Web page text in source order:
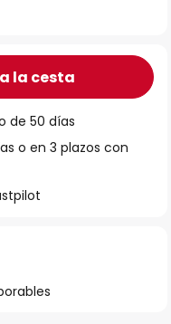
la cesta
de 50 días
o en 3 plazos con